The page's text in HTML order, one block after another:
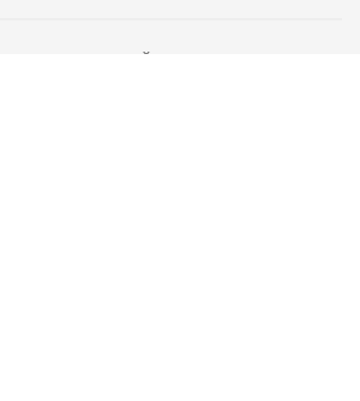
материалов сайта разрешается при